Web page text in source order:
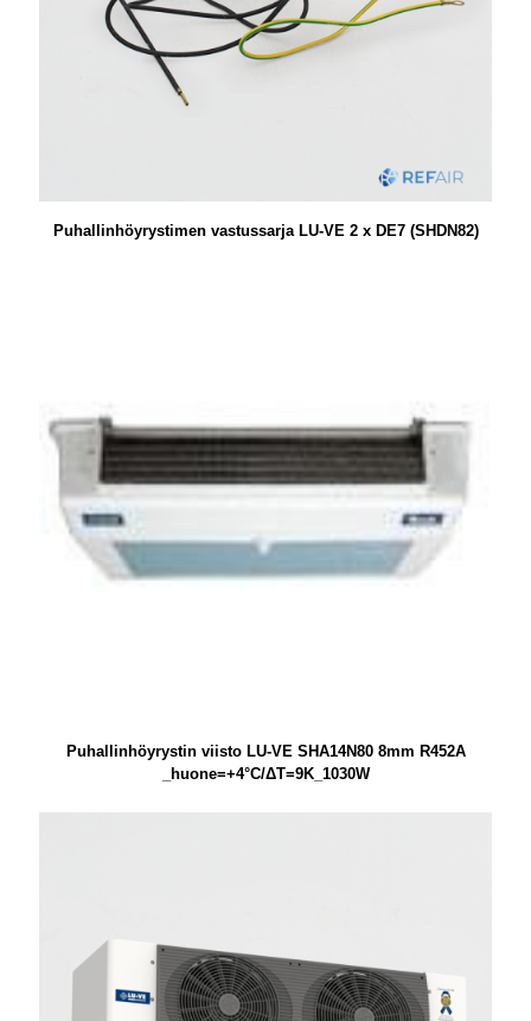
Puhallinhöyrystimen vastussarja LU-VE 2 x DE7 (SHDN82)
Puhallinhöyrystin viisto LU-VE SHA14N80 8mm R452A
_huone=+4°C/ΔT=9K_1030W